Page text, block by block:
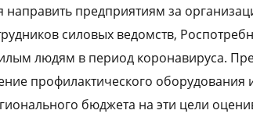
направить предприятиям за
силовых ведомств,
людям в период коронавируса.
профилактического оборудования
бюджета на эти цели